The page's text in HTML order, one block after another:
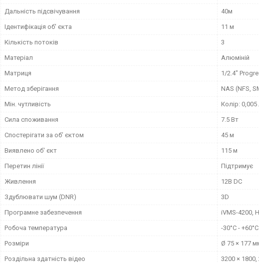
Дальність підсвічування 40м
Ідентифікація об' єкта 11 м
Кількість потоків 3
Матеріал Алюміній
Матриця 1/2.4"
Метод зберігання NAS (NFS,
Мін. чутливість Колір: 0,005
Сила споживання 7.5 Вт
Спостерігати за об’ єктом 45 м
Виявлено об' єкт 115 м
Перетин лінії Підтримує
Живлення 12В DC
Здублювати шум (DNR) 3D
Програмне забезпечення iVMS-4200,
Робоча температура -30°C - +60°C
Розміри Ø 75 × 177
Роздільна здатність відео 3200 × 1800,